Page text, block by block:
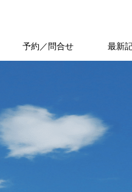
予約／問合せ 最新